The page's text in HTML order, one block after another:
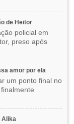
de Heitor
policial em
preso após
amor por ela
um ponto final no
Alika